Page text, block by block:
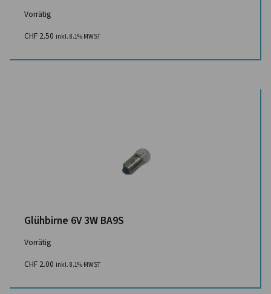
Vorrätig
CHF 2.50 inkl. 8.1% MWST
Glühbirne 6V 3W BA9S
Vorrätig
CHF 2.00 inkl. 8.1% MWST